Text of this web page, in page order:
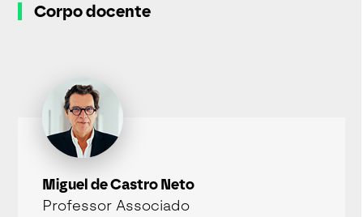
Corpo docente
Miguel de Castro Neto
Professor Associado